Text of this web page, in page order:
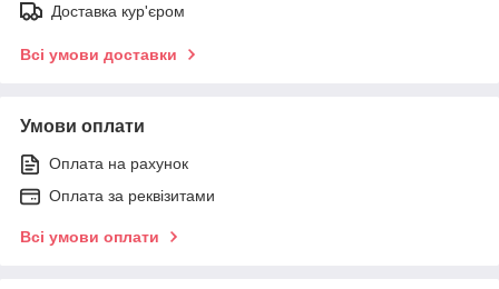
Доставка кур'єром
Всі умови доставки
Умови оплати
Оплата на рахунок
Оплата за реквізитами
Всі умови оплати